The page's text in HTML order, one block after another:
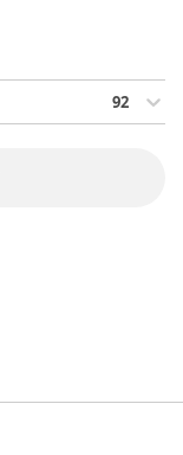
92